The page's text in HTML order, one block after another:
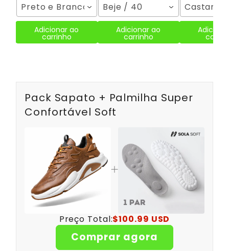
Preto e Branco / 40
Adicionar ao
carrinho
Beje / 40
Adicionar ao
carrinho
Pack Sapato + Palmilha Super
Confortável Soft
Preço Total:$100.99 USD
Comprar agora